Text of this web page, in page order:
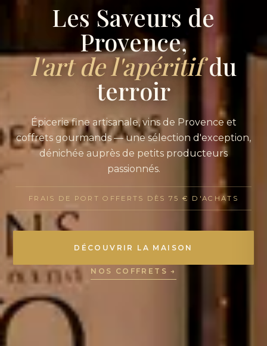
Les Saveurs de
Provence,
l'art de l'apéritifdu
terroir
Épicerie fine artisanale, vins de Provence et
coffrets gourmands — une sélection d'exception,
dénichée auprès de petits producteurs
passionnés.
FRAIS DE PORT OFFERTS DÈS 75 € D'ACHATS
DÉCOUVRIR LA MAISON
NOS COFFRETS →